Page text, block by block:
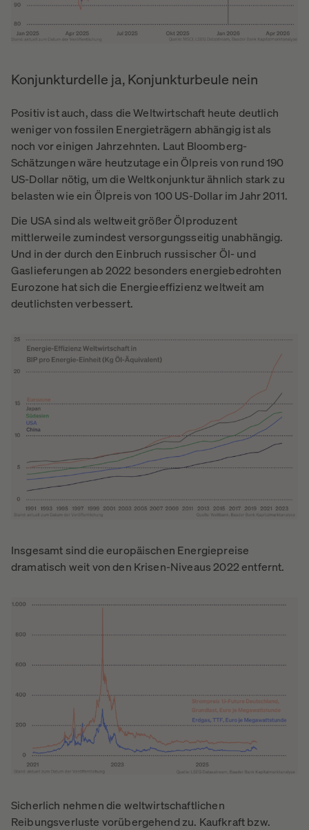
Konjunkturdelle ja, Konjunkturbeule nein
Positiv ist auch, dass die Weltwirtschaft heute deutlich
weniger von fossilen Energieträgern abhängig ist als
noch vor einigen Jahrzehnten. Laut Bloomberg-
Schätzungen wäre heutzutage ein Ölpreis von rund 190
US-Dollar nötig, um die Weltkonjunktur ähnlich stark zu
belasten wie ein Ölpreis von 100 US-Dollar im Jahr 2011.
Die USA sind als weltweit größer Ölproduzent
mittlerweile zumindest versorgungsseitig unabhängig.
Und in der durch den Einbruch russischer Öl- und
Gaslieferungen ab 2022 besonders energiebedrohten
Eurozone hat sich die Energieeffizienz weltweit am
deutlichsten verbessert.
Insgesamt sind die europäischen Energiepreise
dramatisch weit von den Krisen-Niveaus 2022 entfernt.
Sicherlich nehmen die weltwirtschaftlichen
Reibungsverluste vorübergehend zu. Kaufkraft bzw.